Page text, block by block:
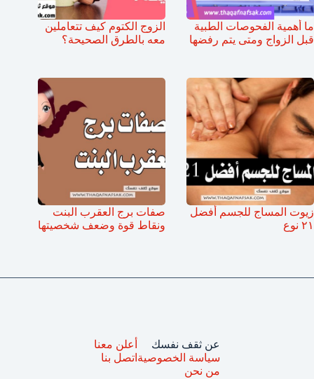
ما أهمية الفحوصات الطبية
قبل الزواج ومتى يتم رفضها
الزوج الكتوم كيف تتعاملين
معه بالطرق الصحيحة؟
زيوت المساج للجسم أفضل
٢١ نوع
صفات برج العقرب البنت
ونقاط قوة وضعف شخصيتها
عن ثقف نفسك
سياسة الخصوصية
من نحن
أعلن معنا
اتصل بنا